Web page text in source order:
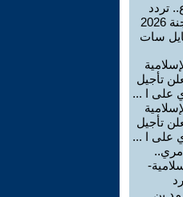
تردد
قناة طيور الجنة 2026
سات
تأجيل
على ا ...
تأجيل
على ا ...
بن